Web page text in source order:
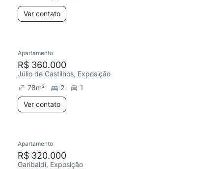
Ver contato
Apartamento
R$ 360.000
Júlio de Castilhos, Exposição
78m² 2
1
Ver contato
Apartamento
R$ 320.000
Garibaldi, Exposição